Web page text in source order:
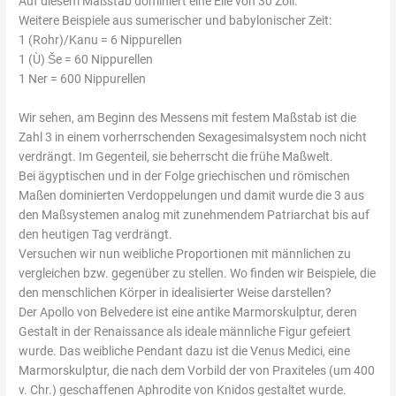
Weitere Beispiele aus sumerischer und babylonischer Zeit:
1 (Rohr)/Kanu = 6 Nippurellen
1 (UŠ) Še = 60 Nippurellen
1 Ner = 600 Nippurellen
Wir sehen, am Beginn des Messens mit festem Maßstab ist die
Zahl 3 in einem vorherrschenden Sexagesimalsystem noch nicht
verdrängt. Im Gegenteil, sie beherrscht die frühe Maßwelt.
Bei ägyptischen und in der Folge griechischen und römischen
Maßen dominierten Verdoppelungen und damit wurde die 3 aus
den Maßsystemen analog mit zunehmendem Patriarchat bis auf
den heutigen Tag verdrängt.
Versuchen wir nun weibliche Proportionen mit männlichen zu
vergleichen bzw. gegenüber zu stellen. Wo finden wir Beispiele, die
den menschlichen Körper in idealisierter Weise darstellen?
Der Apollo von Belvedere ist eine antike Marmorskulptur, deren
Gestalt in der Renaissance als ideale männliche Figur gefeiert
wurde. Das weibliche Pendant dazu ist die Venus Medici, eine
Marmorskulptur, die nach dem Vorbild der von Praxiteles (um 400
v. Chr.) geschaffenen Aphrodite von Knidos gestaltet wurde.